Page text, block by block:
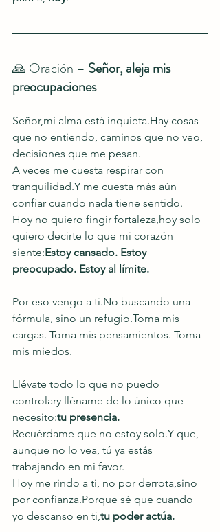
🙏 Oración – Señor, aleja mis
preocupaciones
Señor,mi alma está inquieta.Hay cosas
que no entiendo, caminos que no veo,
decisiones que me pesan.
A veces me cuesta respirar con
tranquilidad.Y me cuesta más aún
confiar cuando nada tiene sentido.
Hoy no quiero fingir fortaleza,hoy solo
quiero decirte lo que mi corazón
siente:Estoy cansado. Estoy
preocupado. Estoy al límite.
Por eso vengo a ti.No buscando una
fórmula, sino un refugio.Toma mis
cargas. Toma mis pensamientos. Toma
mis miedos.
Llévate todo lo que no puedo
controlary lléname de lo único que
necesito:tu presencia.
Recuérdame que no estoy solo.Y que,
aunque no lo vea, tú ya estás
trabajando en mi favor.
Hoy me rindo a ti, no por derrota,sino
por confianza.Porque sé que cuando
yo descanso en ti,tu poder actúa.